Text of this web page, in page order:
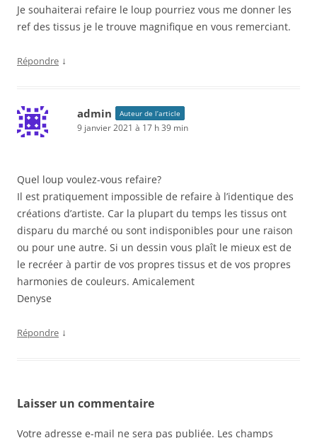
Je souhaiterai refaire le loup pourriez vous me donner les
ref des tissus je le trouve magnifique en vous remerciant.
Répondre ↓
admin Auteur de l’article
9 janvier 2021 à 17 h 39 min
Quel loup voulez-vous refaire?
Il est pratiquement impossible de refaire à l’identique des
créations d’artiste. Car la plupart du temps les tissus ont
disparu du marché ou sont indisponibles pour une raison
ou pour une autre. Si un dessin vous plaît le mieux est de
le recréer à partir de vos propres tissus et de vos propres
harmonies de couleurs. Amicalement
Denyse
Répondre ↓
Laisser un commentaire
Votre adresse e-mail ne sera pas publiée. Les champs